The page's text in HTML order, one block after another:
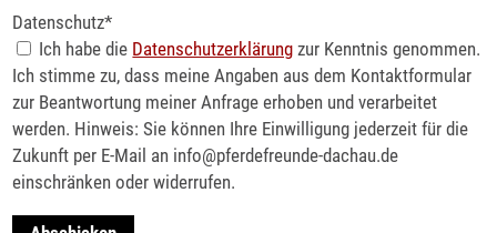
Datenschutz*
Ich habe die Datenschutzerklärung zur Kenntnis genommen.
Ich stimme zu, dass meine Angaben aus dem Kontaktformular
zur Beantwortung meiner Anfrage erhoben und verarbeitet
werden. Hinweis: Sie können Ihre Einwilligung jederzeit für die
Zukunft per E-Mail an info@pferdefreunde-dachau.de
einschränken oder widerrufen.